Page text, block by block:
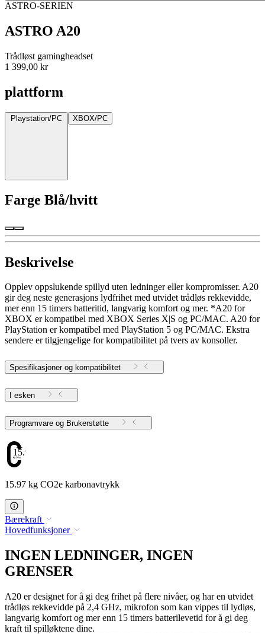
ASTRO-SERIEN
ASTRO A20
Trådløst gamingheadset
1 399,00 kr
plattform
Playstation/PC XBOX/PC
Farge Blå/hvitt
Beskrivelse
Opplev oppslukende spillyd uten ledninger eller kompromisser. A20
gir deg neste generasjons lydfrihet med utvidet trådløs rekkevidde,
mer enn 15 timers batteritid, langvarig komfort og mer. *A20 for
XBOX er kompatibel med XBOX Series X|S og PC/MAC. A20 for
PlayStation er kompatibel med PlayStation 5 og PC/MAC. Ekstra
sendere er tilgjengelige for kompatibilitet på tvers av konsoller.
Spesifikasjoner og kompatibilitet
I esken
Programvare og Brukerstøtte
15.97
15.97 kg CO2e karbonavtrykk
Bærekraft
Hovedfunksjoner
INGEN LEDNINGER, INGEN
GRENSER
A20 er designet for å gi deg frihet på flere nivåer, og har en utvidet
trådløs rekkevidde på 2,4 GHz, mikrofon som kan vippes til lydløs,
langvarig komfort og mer enn 15 timers batterilevetid for å gi deg
kraft til spilløktene dine.